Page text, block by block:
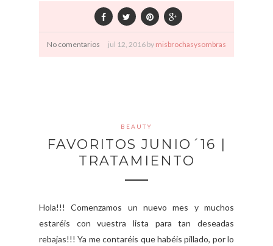
No comentarios jul 12, 2016 by misbrochasysombras
BEAUTY
FAVORITOS JUNIO´16 |
TRATAMIENTO
Hola!!! Comenzamos un nuevo mes y muchos
estaréis con vuestra lista para tan deseadas
rebajas!!! Ya me contaréis que habéis pillado, por lo